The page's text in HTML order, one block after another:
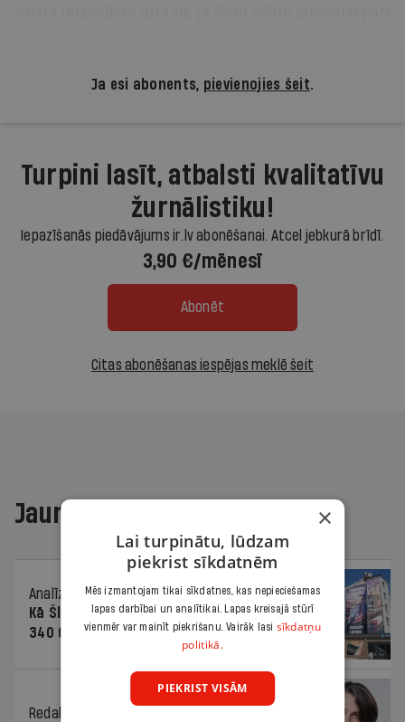
Ja esi abonents, pievienojies šeit.
Turpini lasīt, atbalsti kvalitatīvu
žurnālistiku!
Iepazīšanās piedāvājums ir.lv abonēšanai. Atcel jebkurā brīdī.
3,90 €/mēnesī
Abonēt
Citas abonēšanas iespējas meklē šeit
Jaunākajā žurnālā
Analīze
06.08.2026.
Kā Šlesera partija palika nesodīta par
340 000 vērtu reklāmas kampaņu
Redaktores sleja
×
Lai turpinātu, lūdzam
piekrist sīkdatnēm
Mēs izmantojam tikai sīkdatnes, kas nepieciešamas
lapas darbībai un analītikai. Lapas kreisajā stūrī
vienmēr var mainīt piekrišanu. Vairāk lasi sīkdatņu
politikā.
PIEKRIST VISĀM